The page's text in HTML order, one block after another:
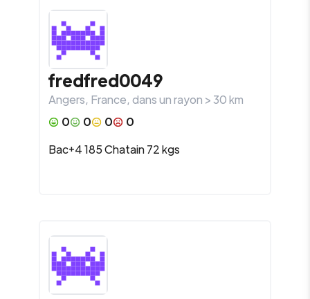
fredfred0049
Angers, France, dans un rayon >30km
0
0 0
0
Bac+4 185 Chatain 72 kgs